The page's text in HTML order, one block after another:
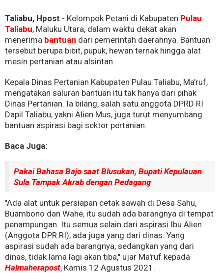
Taliabu, Hpost - Kelompok Petani di Kabupaten Pulau
Taliabu, Maluku Utara, dalam waktu dekat akan
menerima bantuan dari pemerintah daerahnya. Bantuan
tersebut berupa bibit, pupuk, hewan ternak hingga alat
mesin pertanian atau alsintan.
Kepala Dinas Pertanian Kabupaten Pulau Taliabu, Ma'ruf,
mengatakan saluran bantuan itu tak hanya dari pihak
Dinas Pertanian. Ia bilang, salah satu anggota DPRD RI
Dapil Taliabu, yakni Alien Mus, juga turut menyumbang
bantuan aspirasi bagi sektor pertanian.
Baca Juga:
Pakai Bahasa Bajo saat Blusukan, Bupati Kepulauan
Sula Tampak Akrab dengan Pedagang
"Ada alat untuk persiapan cetak sawah di Desa Sahu,
Buambono dan Wahe, itu sudah ada barangnya di tempat
penampungan. Itu semua selain dari aspirasi Ibu Alien
(Anggota DPR RI), ada juga yang dari dinas. Yang
aspirasi sudah ada barangnya, sedangkan yang dari
dinas, tidak lama lagi akan tiba," ujar Ma'ruf kepada
Halmaherapost, Kamis 12 Agustus 2021.